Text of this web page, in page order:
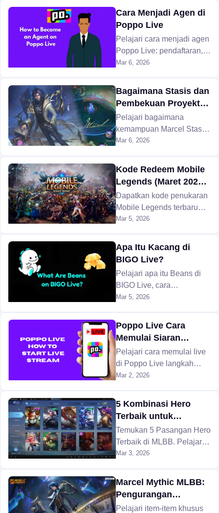
bagaimana cara
mengklaim Bingkai Avatar
dan Efek Jejak baru
sebelum bulan berakhir.
Cara Menjadi Agen di
Poppo Live
Pelajari cara menjadi agen
Poppo Live: pendaftaran,
verifikasi, level agensi,
melalui konsol agensi.
Mar 6, 2026
Bagaimana Stasis dan
Pembekuan Proyektil
Marcel Mengubah
Dinamika Pertarungan
Tim di MLBB
Pelajari bagaimana
kemampuan Marcel Stasis
dan Projectile Freezing di
komposisi tim yang
besar, mengganggu
ultimate lawan, dan
mendefinisikan ulang
strategi penempatan
Mar 6, 2026
Kode Redeem Mobile
Legends (Maret 2026):
Berlian, Skin, dan
Hadiah Gratis
Dapatkan kode penukaran
Mobile Legends terbaru
untuk Maret 2026. Buka
pertempuran, dan hadiah
eksklusif dalam game
Mar 5, 2026
Apa Itu Kacang di
BIGO Live?
Pelajari apa itu Beans di
BIGO Live, cara
mendapatkannya, nilainya
penarikan, dan cara
mengubahnya menjadi
Mar 5, 2026
Poppo Live Cara
Memulai Siaran
Langsung
Pelajari cara memulai live
di Poppo Live langkah
demi langkah—verifikasi
syarat level, jenis siaran,
Mar 2, 2026
5 Kombinasi Hero
Terbaik untuk
Memaksimalkan Soul
Link Baru di Mobile
Legends
Temukan 5 Pasangan Hero
Terbaik di MLBB. Pelajari
cara memaksimalkan Buff
dan hindari kesalahan
Mar 3, 2026
Marcel Mythic MLBB:
Pengurangan
Cooldown vs.
Pelajari item-item khusus